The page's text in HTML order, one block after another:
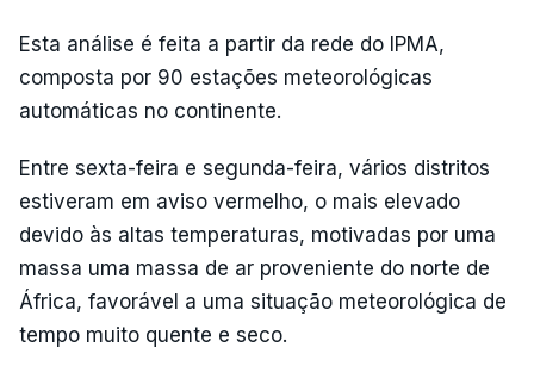
Esta análise é feita a partir da rede do IPMA,
composta por 90 estações meteorológicas
automáticas no continente.
Entre sexta-feira e segunda-feira, vários distritos
estiveram em aviso vermelho, o mais elevado
devido às altas temperaturas, motivadas por uma
massa uma massa de ar proveniente do norte de
África, favorável a uma situação meteorológica de
tempo muito quente e seco.